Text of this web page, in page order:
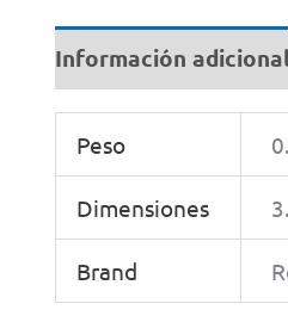
Información
Peso
Dimensiones
Brand